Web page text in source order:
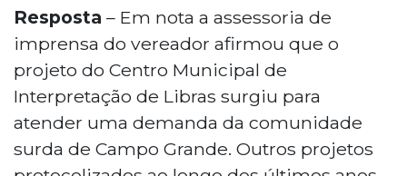
Resposta – Em nota a assessoria de
imprensa do vereador afirmou que o
projeto do Centro Municipal de
Interpretação de Libras surgiu para
atender uma demanda da comunidade
surda de Campo Grande. Outros projetos